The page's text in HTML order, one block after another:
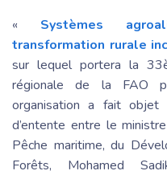
« Systèmes
transformation rurale
sur lequel portera la
régionale de la FAO
organisation a fait objet
d’entente entre le
Pêche maritime, du
Forêts, Mohamed